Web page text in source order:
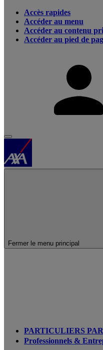
Accès rapides
Accéder au menu
Accéder au contenu
Accéder au pied de
Fermer le menu principal
PARTICULIERS
Professionnels &